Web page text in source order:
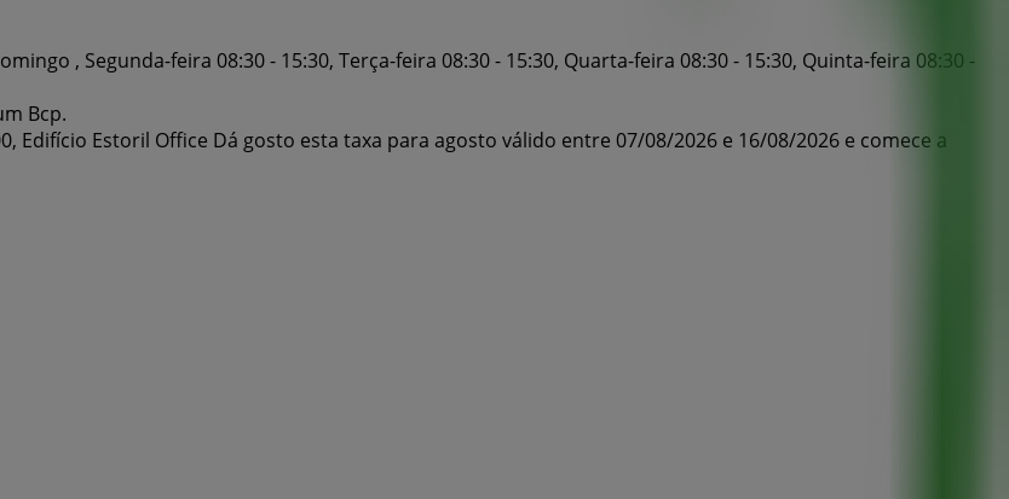
, Segunda-feira 08:30 - 15:30, Terça-feira 08:30 - 15:30, Quarta-feira 08:30 - 15:30, Quinta-feira 08:30 -
Bcp.
Edifício Estoril Office Dá gosto esta taxa para agosto válido entre 07/08/2026 e 16/08/2026 e comece a